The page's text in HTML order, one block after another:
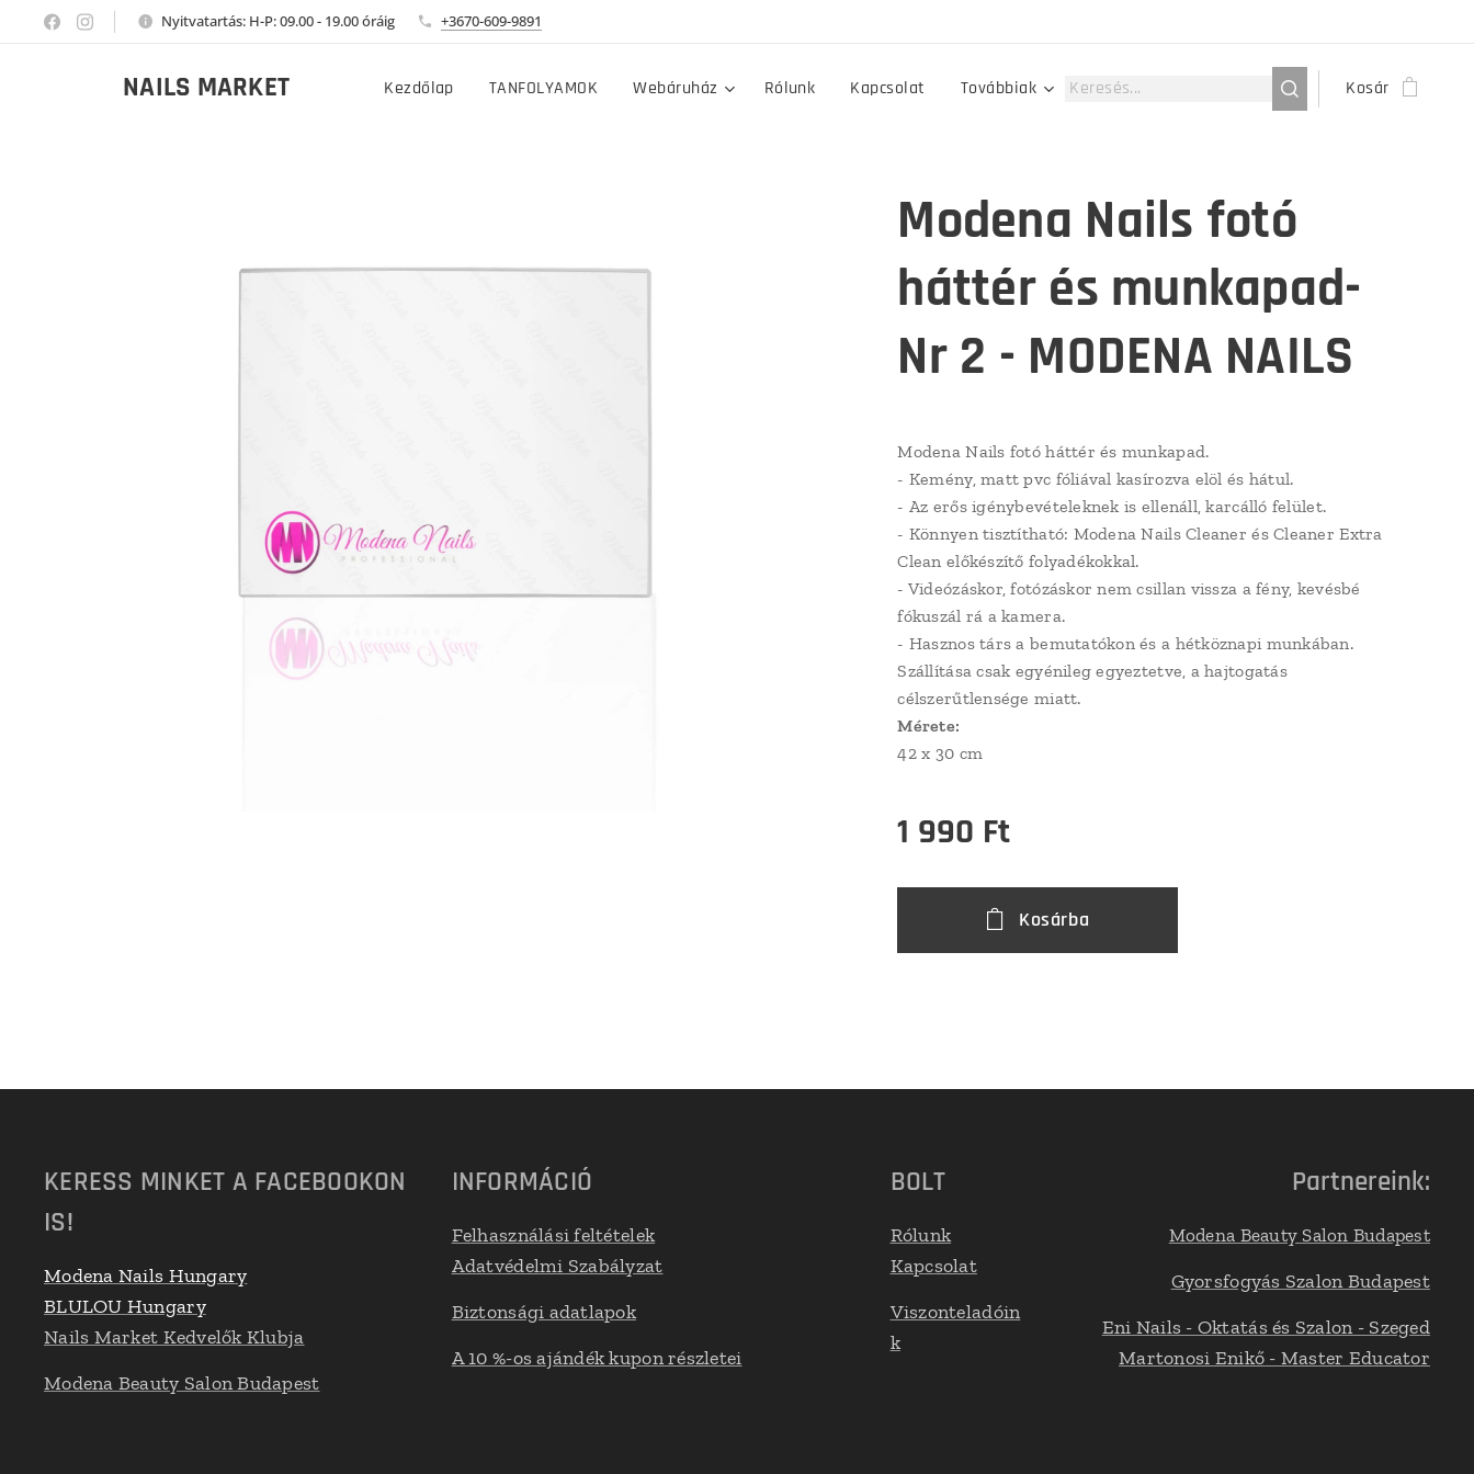
Nyitvatartás: H-P: 09.00 - 19.00 óráig +3670-609-9891
NAILS MARKET Kezdőlap TANFOLYAMOK Webáruház Rólunk Kapcsolat Továbbiak Kosár
Modena Nails fotó
háttér és munkapad-
Nr 2 - MODENA NAILS
Modena Nails fotó háttér és munkapad.
- Kemény, matt pvc fóliával kasírozva elöl és hátul.
- Az erős igénybevételeknek is ellenáll, karcálló felület.
- Könnyen tisztítható: Modena Nails Cleaner és Cleaner Extra
Clean előkészítő folyadékokkal.
- Videózáskor, fotózáskor nem csillan vissza a fény, kevésbé
fókuszál rá a kamera.
- Hasznos társ a bemutatókon és a hétköznapi munkában.
Szállítása csak egyénileg egyeztetve, a hajtogatás
célszerűtlensége miatt.
Mérete:
42 x 30 cm
1 990 Ft
Kosárba
KERESS MINKET A FACEBOOKON
IS!
Modena Nails Hungary
BLULOU Hungary
Nails Market Kedvelők Klubja
Modena Beauty Salon Budapest
INFORMÁCIÓ
Felhasználási feltételek
Adatvédelmi Szabályzat
Biztonsági adatlapok
A 10 %-os ajándék kupon részletei
BOLT
Rólunk
Kapcsolat
Viszonteladóin
k
Partnereink:
Modena Beauty Salon Budapest
Gyorsfogyás Szalon Budapest
Eni Nails - Oktatás és Szalon - Szeged
Martonosi Enikő - Master Educator